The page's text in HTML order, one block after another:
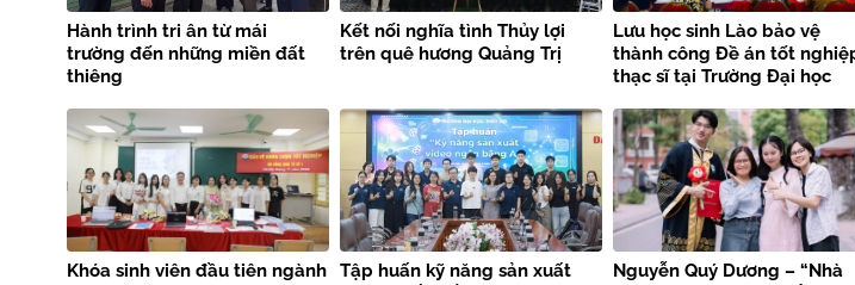
Hành trình tri ân từ mái
trường đến những miền đất
thiêng
Kết nối nghĩa tình Thủy lợi
trên quê hương Quảng Trị
Lưu học sinh Lào bảo vệ
thành công Đề án tốt
thạc sĩ tại Trường Đại học
Khóa sinh viên đầu tiên ngành
Tập huấn kỹ năng sản xuất
Nguyễn Quý Dương – “Nhà